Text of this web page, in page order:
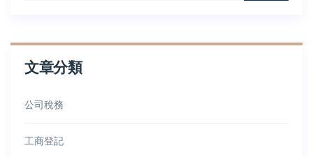
文章分類
公司稅務
工商登記